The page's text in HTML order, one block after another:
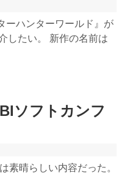
ーハンターワールド』が
したい。 新作の名前は
ソフトカンフ
素晴らしい内容だった。